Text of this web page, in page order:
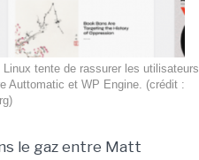
tente de rassurer les utilisateurs
Auttomatic et WP Engine. (crédit :
le gaz entre Matt